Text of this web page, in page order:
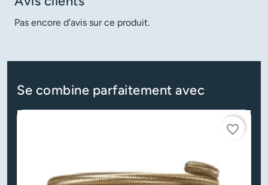
Pas encore d'avis sur ce produit.
Se combine parfaitement avec
favorite_border